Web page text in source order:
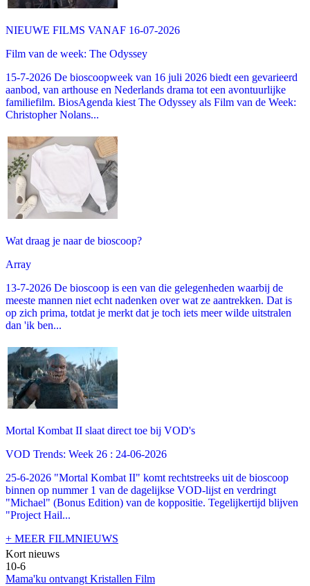
NIEUWE FILMS VANAF 16-07-2026
Film van de week: The Odyssey
15-7-2026 De bioscoopweek van 16 juli 2026 biedt een gevarieerd
aanbod, van arthouse en Nederlands drama tot een avontuurlijke
familiefilm. BiosAgenda kiest The Odyssey als Film van de Week:
Christopher Nolans...
Wat draag je naar de bioscoop?
Array
13-7-2026 De bioscoop is een van die gelegenheden waarbij de
meeste mannen niet echt nadenken over wat ze aantrekken. Dat is
op zich prima, totdat je merkt dat je toch iets meer wilde uitstralen
dan 'ik ben...
Mortal Kombat II slaat direct toe bij VOD's
VOD Trends: Week 26 : 24-06-2026
25-6-2026 "Mortal Kombat II" komt rechtstreeks uit de bioscoop
binnen op nummer 1 van de dagelijkse VOD-lijst en verdringt
"Michael" (Bonus Edition) van de koppositie. Tegelijkertijd blijven
"Project Hail...
+ MEER FILMNIEUWS
Kort nieuws
10-6
Mama'ku ontvangt Kristallen Film